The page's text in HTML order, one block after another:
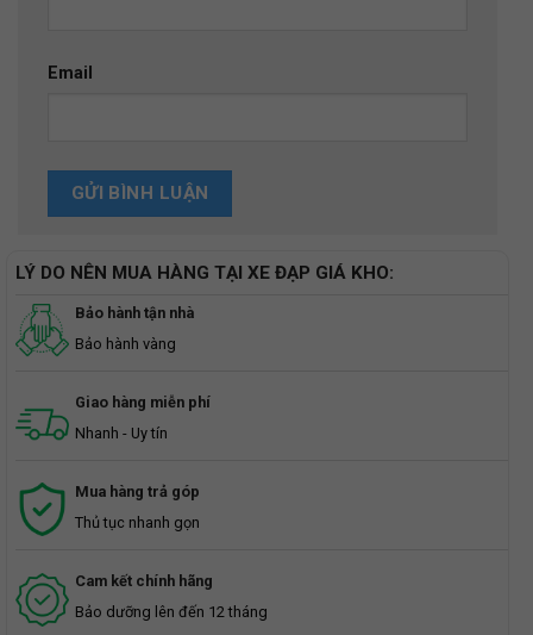
Email
LÝ DO NÊN MUA HÀNG TẠI XE ĐẠP GIÁ KHO:
Bảo hành tận nhà
Bảo hành vàng
Giao hàng miễn phí
Nhanh - Uy tín
Mua hàng trả góp
Thủ tục nhanh gọn
Cam kết chính hãng
Bảo dưỡng lên đến 12 tháng